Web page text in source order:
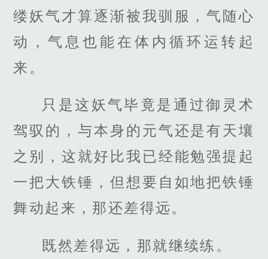
缕妖气才算逐渐被我驯服，气随心
动，气息也能在体内循环运转起
来。
只是这妖气毕竟是通过御灵术
驾驭的，与本身的元气还是有天壤
之别，这就好比我已经能勉强提起
一把大铁锤，但想要自如地把铁锤
舞动起来，那还差得远。
既然差得远，那就继续练。